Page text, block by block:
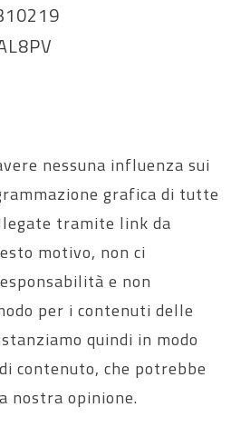
nessuna influenza sui
grafica di tutte
tramite link da
motivo, non ci
e non
per i contenuti delle
quindi in modo
contenuto, che potrebbe
nostra opinione.